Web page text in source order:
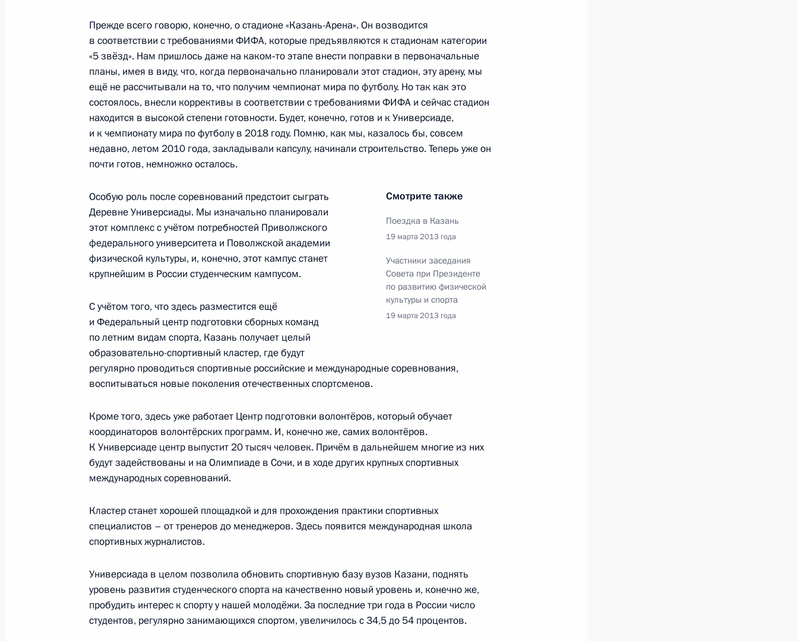
Заседание Госсовета по вопросам совершенствования системы
общего образования
23 декабря 2015 года, 15:15
Совещание с членами Правительства
Перечень поручений по итогам встречи с интернет-
предпринимателями и представителями Фонда развития
интернет-инициатив
19 мая 2015 года, 18:00
Рабочая встреча с Министром связи и массовых коммуникаций
Николаем Никифоровым
24 сентября 2014 года, 13:35
Совещание с членами Правительства
25 июня 2014 года, 17:45
Перечень поручений по итогам заседания Совета по культуре
и искусству
11 октября 2012 года, 16:00
Прежде всего говорю, конечно, о стадионе «Казань-Арена». Он возводится
в соответствии с требованиями ФИФА, которые предъявляются к стадионам категории
«5 звёзд». Нам пришлось даже на каком‑то этапе внести поправки в первоначальные
планы, имея в виду, что, когда первоначально планировали этот стадион, эту арену, мы
ещё не рассчитывали на то, что получим чемпионат мира по футболу. Но так как это
состоялось, внесли коррективы в соответствии с требованиями ФИФА и сейчас стадион
находится в высокой степени готовности. Будет, конечно, готов и к Универсиаде,
и к чемпионату мира по футболу в 2018 году. Помню, как мы, казалось бы, совсем
недавно, летом 2010 года, закладывали капсулу, начинали строительство. Теперь уже он
почти готов, немножко осталось.
Смотрите также
Поездка в Казань
19 марта 2013 года
Участники заседания
Совета при Президенте
по развитию физической
культуры и спорта
19 марта 2013 года
Особую роль после соревнований предстоит сыграть
Деревне Универсиады. Мы изначально планировали
этот комплекс с учётом потребностей Приволжского
федерального университета и Поволжской академии
физической культуры, и, конечно, этот кампус станет
крупнейшим в России студенческим кампусом.
С учётом того, что здесь разместится ещё
и Федеральный центр подготовки сборных команд
по летним видам спорта, Казань получает целый
образовательно-спортивный кластер, где будут
регулярно проводиться спортивные российские и международные соревнования,
воспитываться новые поколения отечественных спортсменов.
Кроме того, здесь уже работает Центр подготовки волонтёров, который обучает
координаторов волонтёрских программ. И, конечно же, самих волонтёров.
К Универсиаде центр выпустит 20 тысяч человек. Причём в дальнейшем многие из них
будут задействованы и на Олимпиаде в Сочи, и в ходе других крупных спортивных
международных соревнований.
Кластер станет хорошей площадкой и для прохождения практики спортивных
специалистов – от тренеров до менеджеров. Здесь появится международная школа
спортивных журналистов.
Универсиада в целом позволила обновить спортивную базу вузов Казани, поднять
уровень развития студенческого спорта на качественно новый уровень и, конечно же,
пробудить интерес к спорту у нашей молодёжи. За последние три года в России число
студентов, регулярно занимающихся спортом, увеличилось с 34,5 до 54 процентов.